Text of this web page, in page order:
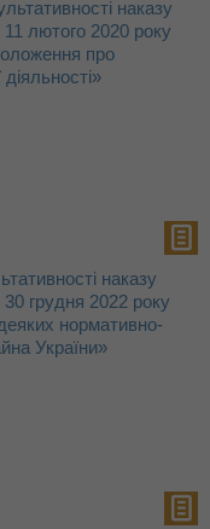
наказу
лютого 2020 року
про
діяльності»
наказу
грудня 2022 року
нормативно-
України»